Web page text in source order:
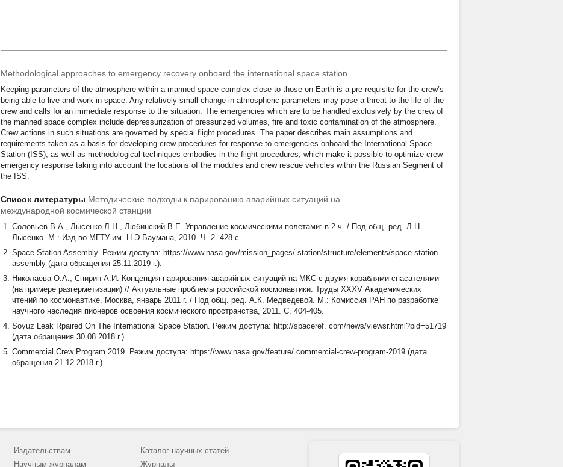
Methodological approaches to emergency recovery onboard the international space station
Keeping parameters of the atmosphere within a manned space complex close to those on Earth is a pre-requisite for the crew’s
being able to live and work in space. Any relatively small change in atmospheric parameters may pose a threat to the life of the
crew and calls for an immediate response to the situation. The emergencies which are to be handled exclusively by the crew of
the manned space complex include depressurization of pressurized volumes, fire and toxic contamination of the atmosphere.
Crew actions in such situations are governed by special flight procedures. The paper describes main assumptions and
requirements taken as a basis for developing crew procedures for response to emergencies onboard the International Space
Station (ISS), as well as methodological techniques embodies in the flight procedures, which make it possible to optimize crew
emergency response taking into account the locations of the modules and crew rescue vehicles within the Russian Segment of
the ISS.
Список литературы Методические подходы к парированию аварийных ситуаций на
международной космической станции
Соловьев В.А., Лысенко Л.Н., Любинский В.Е. Управление космическими полетами: в 2 ч. / Под общ. ред. Л.Н.
Лысенко. М.: Изд-во МГТУ им. Н.Э.Баумана, 2010. Ч. 2. 428 с.
Space Station Assembly. Режим доступа: https://www.nasa.gov/mission_pages/ station/structure/elements/space-station-
assembly (дата обращения 25.11.2019 г.).
Николаева О.А., Спирин А.И. Концепция парирования аварийных ситуаций на МКС с двумя кораблями-спасателями
(на примере разгерметизации) // Актуальные проблемы российской космонавтики: Труды XXXV Академических
чтений по космонавтике. Москва, январь 2011 г. / Под общ. ред. А.К. Медведевой. М.: Комиссия РАН по разработке
научного наследия пионеров освоения космического пространства, 2011. С. 404-405.
Soyuz Leak Rpaired On The International Space Station. Режим доступа: http://spaceref. com/news/viewsr.html?pid=51719
(дата обращения 30.08.2018 г.).
Commercial Crew Program 2019. Режим доступа: https://www.nasa.gov/feature/ commercial-crew-program-2019 (дата
обращения 21.12.2018 г.).
Издательствам
Научным журналам
Каталог научных статей
Журналы